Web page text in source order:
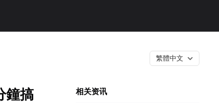
繁體中文
鐘搞 相关资讯